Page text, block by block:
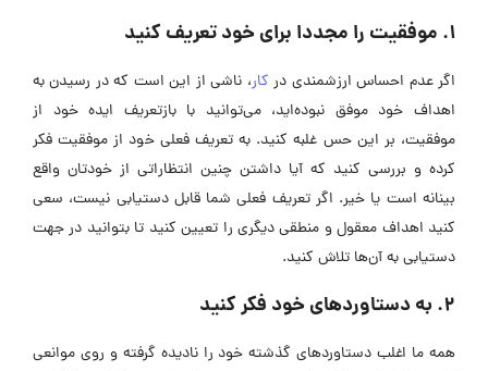
1. موفقیت را مجددا برای خود تعریف کنید
اگر عدم احساس ارزشمندی در کار، ناشی از این است که در رسیدن به
اهداف خود موفق نبوده‌اید، می‌توانید با بازتعریف ایده خود از
موفقیت، بر این حس غلبه کنید. به تعریف فعلی خود از موفقیت فکر
کرده و بررسی کنید که آیا داشتن چنین انتظاراتی از خودتان واقع
بینانه است یا خیر. اگر تعریف فعلی شما قابل دستیابی نیست، سعی
کنید اهداف معقول و منطقی دیگری را تعیین کنید تا بتوانید در جهت
دستیابی به آن‌ها تلاش کنید.
2. به دستاوردهای خود فکر کنید
همه ما اغلب دستاوردهای گذشته خود را نادیده گرفته و روی موانعی